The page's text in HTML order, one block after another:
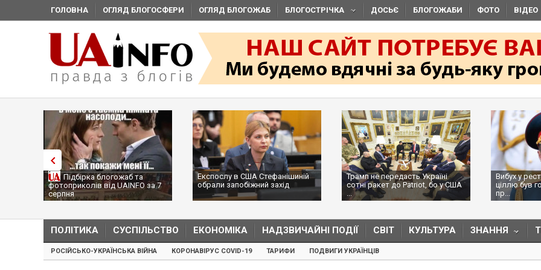
ГОЛОВНА ОГЛЯД БЛОГОСФЕРИ ОГЛЯД БЛОГОЖАБ БЛОГОСТРІЧКА ДОСЬЄ БЛОГОЖАБИ ФОТО ВІДЕО
Підбірка блогожаб та
фотоприколів від UAINFO за 7
серпня
Експослу в США Стефанішиній
обрали запобіжний захід
Трамп не передасть Україні
сотні ракет до Patriot, бо у США
...
Вибух у
ціллю був
пр...
ПОЛІТИКА СУСПІЛЬСТВО ЕКОНОМІКА НАДЗВИЧАЙНІ ПОДІЇ СВІТ КУЛЬТУРА ЗНАННЯ
РОСІЙСЬКО-УКРАЇНСЬКА ВІЙНА КОРОНАВІРУС COVID-19 ТАРИФИ ПОДВИГИ УКРАЇНЦІВ